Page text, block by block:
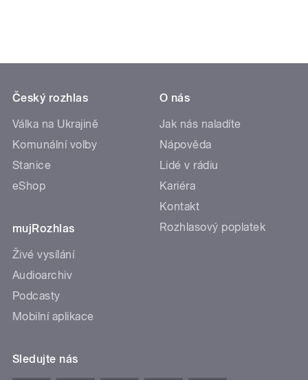
Český rozhlas
Válka na Ukrajině
Komunální volby
Stanice
eShop
mujRozhlas
Živé vysílání
Audioarchiv
Podcasty
Mobilní aplikace
O nás
Jak nás naladíte
Nápověda
Lidé v rádiu
Kariéra
Kontakt
Rozhlasový poplatek
Sledujte nás